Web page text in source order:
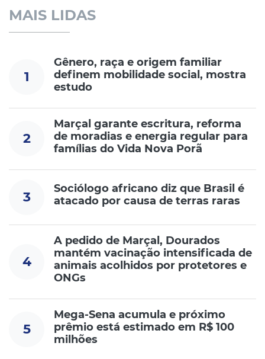
MAIS LIDAS
1
Gênero, raça e origem familiar
definem mobilidade social, mostra
estudo
2
Marçal garante escritura, reforma
de moradias e energia regular para
famílias do Vida Nova Porã
3
Sociólogo africano diz que Brasil é
atacado por causa de terras raras
4
A pedido de Marçal, Dourados
mantém vacinação intensificada de
animais acolhidos por protetores e
ONGs
5
Mega-Sena acumula e próximo
prêmio está estimado em R$ 100
milhões